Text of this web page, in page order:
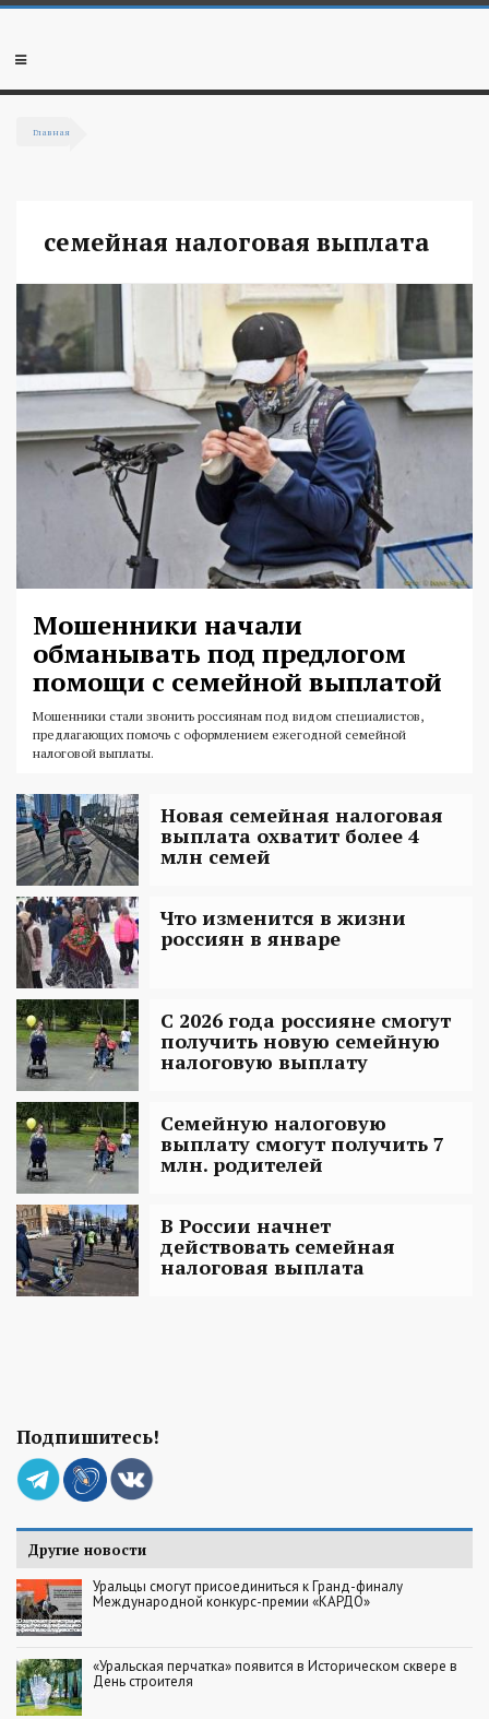
Перейти к основному содержанию
Мобильное
Главная
семейная налоговая выплата
Мошенники начали
обманывать под предлогом
помощи с семейной выплатой
Мошенники стали звонить россиянам под видом специалистов,
предлагающих помочь с оформлением ежегодной семейной
налоговой выплаты.
Новая семейная налоговая
выплата охватит более 4
млн семей
Что изменится в жизни
россиян в январе
С 2026 года россияне смогут
получить новую семейную
налоговую выплату
Семейную налоговую
выплату смогут получить 7
млн. родителей
В России начнет
действовать семейная
налоговая выплата
Подпишитесь!
Другие новости
Уральцы смогут присоединиться к Гранд-финалу
Международной конкурс-премии «КАРДО»
«Уральская перчатка» появится в Историческом сквере в
День строителя